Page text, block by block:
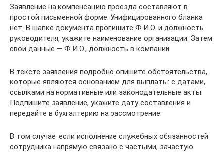
Заявление на компенсацию проезда составляют в
простой письменной форме. Унифицированного бланка
нет. В шапке документа пропишите Ф.И.О. и должность
руководителя, укажите наименование организации. Затем
свои данные — Ф.И.О., должность в компании.
В тексте заявления подробно опишите обстоятельства,
которые являются основанием для выплаты: с датами,
ссылками на нормативные или законодательные акты.
Подпишите заявление, укажите дату составления и
передайте в бухгалтерию на рассмотрение.
В том случае, если исполнение служебных обязанностей
сотрудника напрямую связано с частыми, зачастую